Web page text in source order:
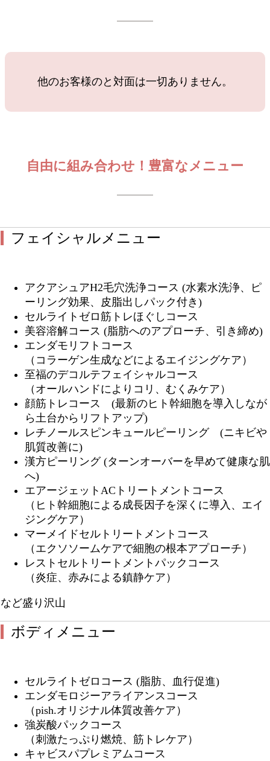
他のお客様のと対面は一切ありません。
自由に組み合わせ！豊富なメニュー
フェイシャルメニュー
アクアシュアH2毛穴洗浄コース (水素水洗浄、ピ
ーリング効果、皮脂出しパック付き)
セルライトゼロ筋トレほぐしコース
美容溶解コース (脂肪へのアプローチ、引き締め)
エンダモリフトコース
（コラーゲン生成などによるエイジングケア）
至福のデコルテフェイシャルコース
（オールハンドによりコリ、むくみケア）
顔筋トレコース (最新のヒト幹細胞を導入しなが
ら土台からリフトアップ)
レチノールスピンキュールピーリング (ニキビや
肌質改善に)
漢方ピーリング (ターンオーバーを早めて健康な肌
へ)
エアージェットACトリートメントコース
（ヒト幹細胞による成長因子を深くに導入、エイ
ジングケア）
マーメイドセルトリートメントコース
（エクソソームケアで細胞の根本アプローチ）
レストセルトリートメントパックコース
（炎症、赤みによる鎮静ケア）
など盛り沢山
ボディメニュー
セルライトゼロコース (脂肪、血行促進)
エンダモロジーアライアンスコース
（pish.オリジナル体質改善ケア）
強炭酸パックコース
（刺激たっぷり燃焼、筋トレケア）
キャビスパプレミアムコース